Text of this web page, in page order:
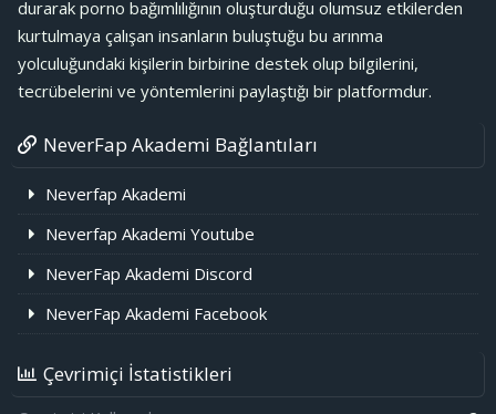
durarak porno bağımlılığının oluşturduğu olumsuz etkilerden
kurtulmaya çalışan insanların buluştuğu bu arınma
yolculuğundaki kişilerin birbirine destek olup bilgilerini,
tecrübelerini ve yöntemlerini paylaştığı bir platformdur.
NeverFap Akademi Bağlantıları
Neverfap Akademi
Neverfap Akademi Youtube
NeverFap Akademi Discord
NeverFap Akademi Facebook
Çevrimiçi İstatistikleri